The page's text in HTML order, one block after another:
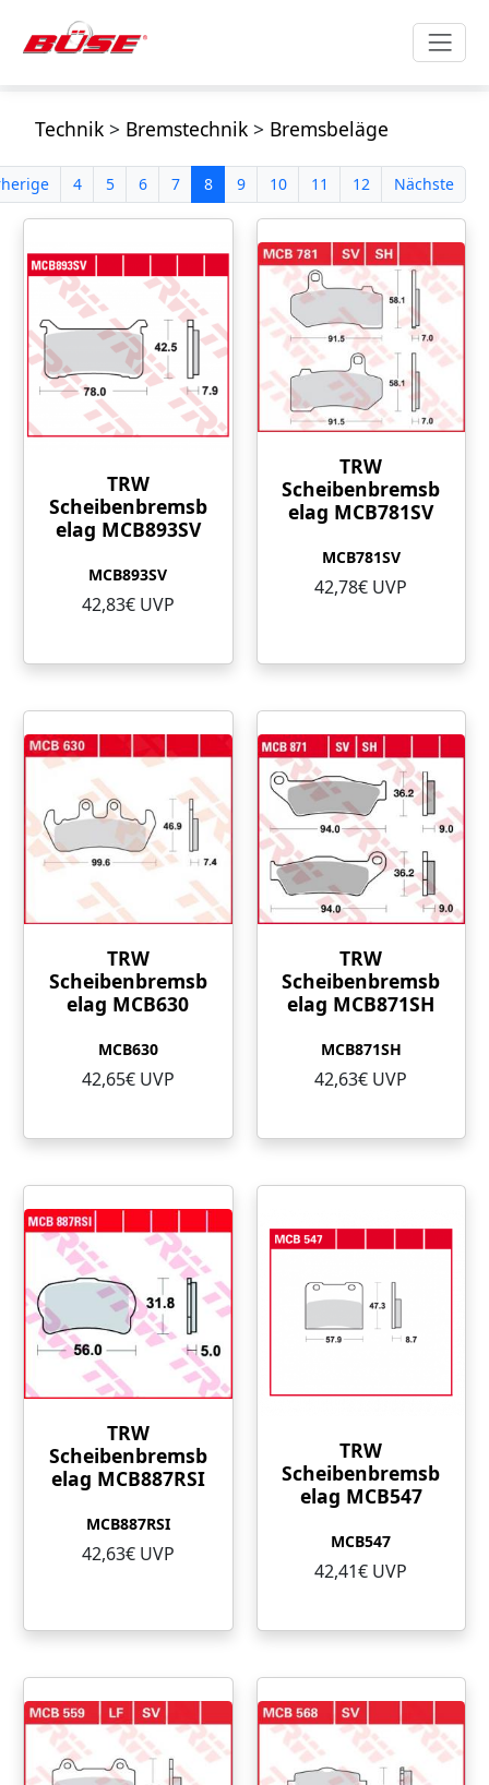
Technik> Bremstechnik> Bremsbeläge
4 5 6 7 8 9 10 11 12 Nächste
TRW
Scheibenbremsb
elag MCB893SV
MCB893SV
42,83€ UVP
TRW
Scheibenbremsb
elag MCB781SV
MCB781SV
42,78€ UVP
TRW
Scheibenbremsb
elag MCB630
MCB630
42,65€ UVP
TRW
Scheibenbremsb
elag MCB871SH
MCB871SH
42,63€ UVP
TRW
Scheibenbremsb
elag MCB887RSI
MCB887RSI
42,63€ UVP
TRW
Scheibenbremsb
elag MCB547
MCB547
42,41€ UVP